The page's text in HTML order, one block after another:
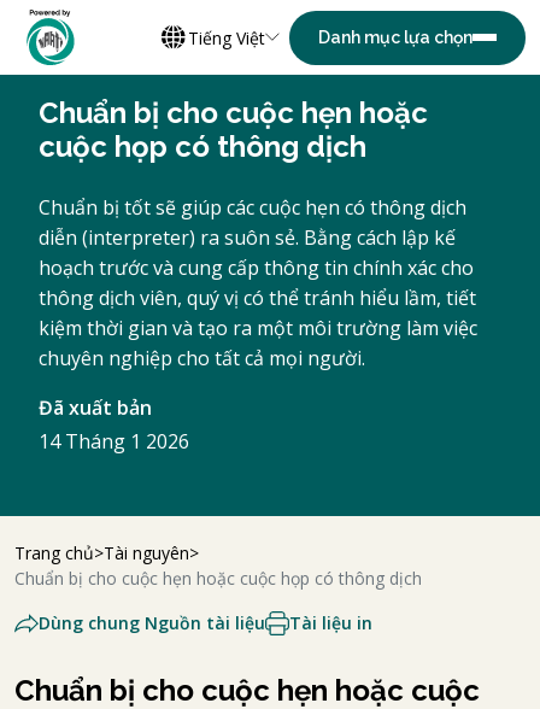
Tiếng Việt
Chuẩn bị cho cuộc hẹn hoặc
cuộc họp có thông dịch
Chuẩn bị tốt sẽ giúp các cuộc hẹn có thông dịch
diễn (interpreter) ra suôn sẻ. Bằng cách lập kế
hoạch trước và cung cấp thông tin chính xác cho
thông dịch viên, quý vị có thể tránh hiểu lầm, tiết
kiệm thời gian và tạo ra một môi trường làm việc
chuyên nghiệp cho tất cả mọi người.
Đã xuất bản
14 Tháng 1 2026
Trang chủ Tài nguyên
Chuẩn bị cho cuộc hẹn hoặc cuộc họp có thông dịch
Dùng chung Nguồn tài liệu
Tài liệu in
Chuẩn bị cho cuộc hẹn hoặc cuộc